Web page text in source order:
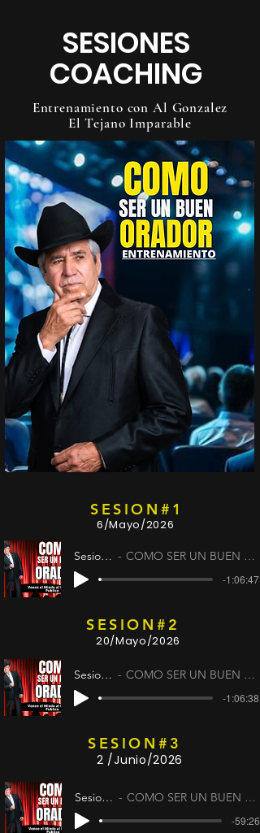
SESIONES
COACHING
Entrenamiento con Al Gonzalez
El Tejano Imparable
SESION#1
6/Mayo/2026
Sesion #1 COMO SER UN BUEN ORADOR
-1:06:47
SESION#2
20/Mayo/2026
Sesion #2 COMO SER UN BUEN ORADOR
-1:06:38
SESION#3
2 /Junio/2026
Sesion #3 COMO SER UN BUEN ORADOR
-59:26